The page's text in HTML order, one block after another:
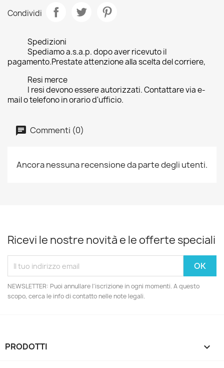
Condividi
Spedizioni
Spediamo a.s.a.p. dopo aver ricevuto il
pagamento.Prestate attenzione alla scelta del corriere,
Resi merce
I resi devono essere autorizzati. Contattare via e-
mail o telefono in orario d'ufficio.
Commenti (0)
Ancora nessuna recensione da parte degli utenti.
Ricevi le nostre novità e le offerte speciali
NEWSLETTER: Puoi annullare l'iscrizione in ogni momenti. A questo
scopo, cerca le info di contatto nelle note legali.
PRODOTTI 